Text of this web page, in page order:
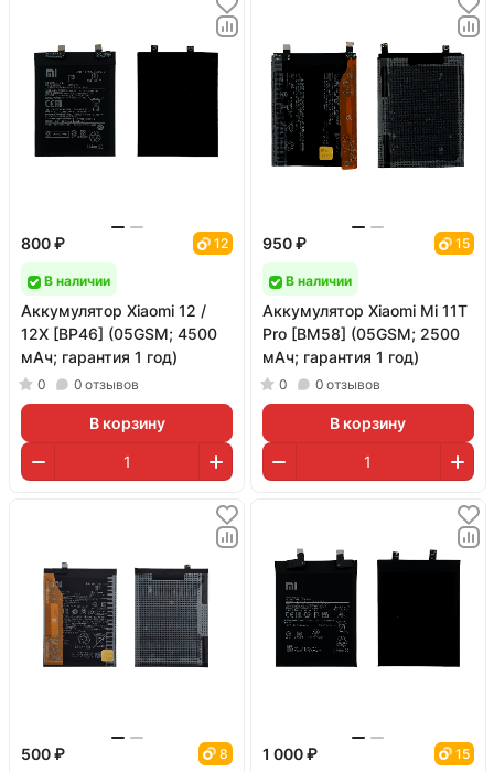
800 ₽ 12
В наличии
Аккумулятор Xiaomi 12 /
12X [BP46] (05GSM; 4500
мАч; гарантия 1 год)
0 0 отзывов
В корзину
950 ₽ 15
В наличии
Аккумулятор Xiaomi Mi 11T
Pro [BM58] (05GSM; 2500
мАч; гарантия 1 год)
0 0 отзывов
В корзину
500 ₽ 8 1 000 ₽ 15